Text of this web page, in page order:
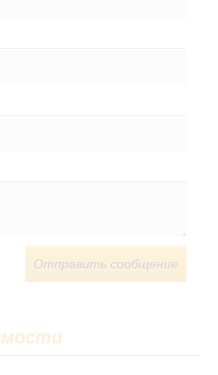
Отправить сообщение